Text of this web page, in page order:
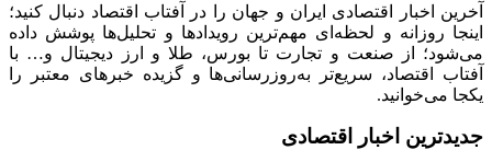
آخرین اخبار اقتصادی ایران و جهان را در آفتاب اقتصاد دنبال کنید؛
اینجا روزانه و لحظه‌ای مهم‌ترین رویدادها و تحلیل‌ها پوشش داده
می‌شود؛ از صنعت و تجارت تا بورس، طلا و ارز دیجیتال و… با
آفتاب اقتصاد، سریع‌تر به‌روزرسانی‌ها و گزیده خبرهای معتبر را
یکجا می‌خوانید.
جدیدترین اخبار اقتصادی